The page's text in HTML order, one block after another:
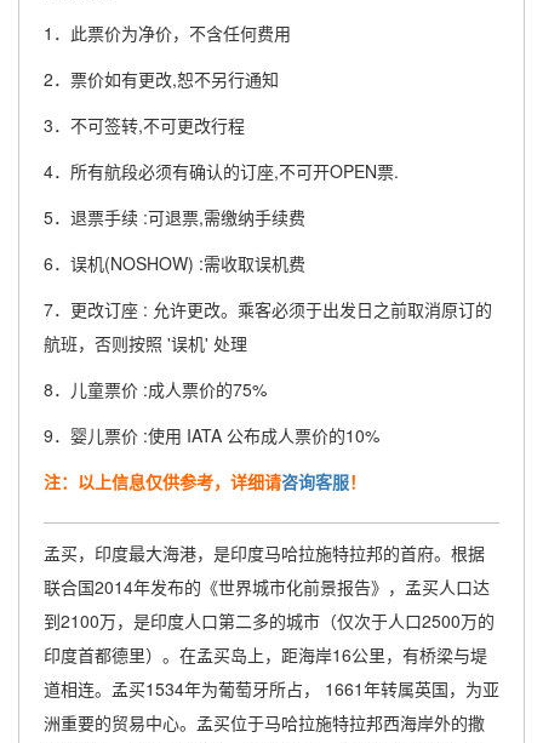
1．此票价为净价，不含任何费用
2．票价如有更改,恕不另行通知
3．不可签转,不可更改行程
4．所有航段必须有确认的订座,不可开OPEN票.
5．退票手续 :可退票,需缴纳手续费
6．误机(NOSHOW) :需收取误机费
7．更改订座 : 允许更改。乘客必须于出发日之前取消原订的
航班，否则按照 '误机' 处理
8．儿童票价 :成人票价的75%
9．婴儿票价 :使用 IATA 公布成人票价的10%
注：以上信息仅供参考，详细请咨询客服！
孟买，印度最大海港，是印度马哈拉施特拉邦的首府。根据
联合国2014年发布的《世界城市化前景报告》，孟买人口达
到2100万，是印度人口第二多的城市（仅次于人口2500万的
印度首都德里）。在孟买岛上，距海岸16公里，有桥梁与堤
道相连。孟买1534年为葡萄牙所占， 1661年转属英国，为亚
洲重要的贸易中心。孟买位于马哈拉施特拉邦西海岸外的撒